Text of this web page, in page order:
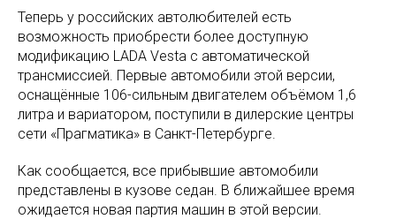
Теперь у российских автолюбителей есть
возможность приобрести более доступную
модификацию LADA Vesta с автоматической
трансмиссией. Первые автомобили этой версии,
оснащённые 106-сильным двигателем объёмом 1,6
литра и вариатором, поступили в дилерские центры
сети «Прагматика» в Санкт-Петербурге.
Как сообщается, все прибывшие автомобили
представлены в кузове седан. В ближайшее время
ожидается новая партия машин в этой версии.